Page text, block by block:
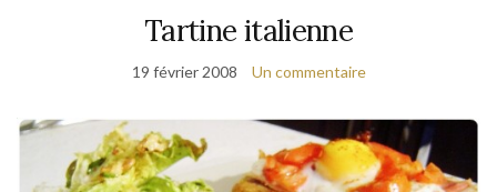
Tartine italienne
19 février 2008 Un commentaire